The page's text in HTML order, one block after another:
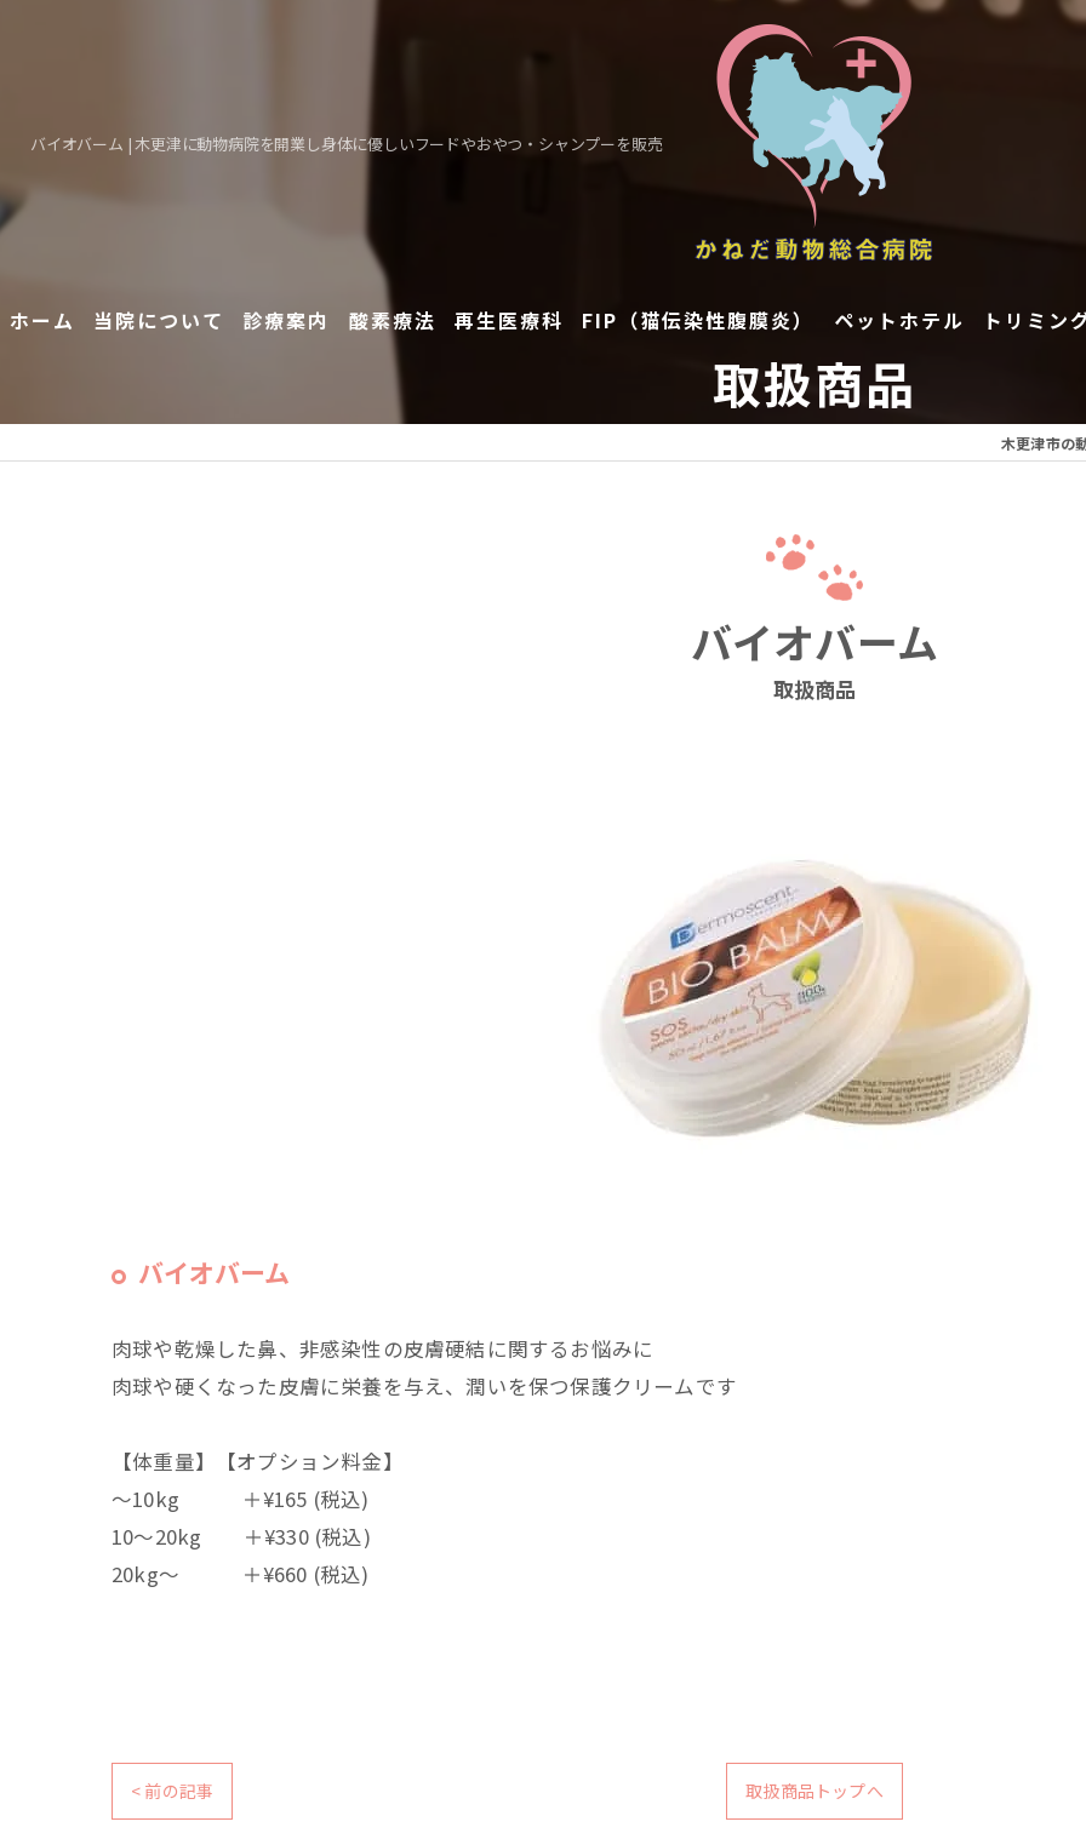
バイオバーム | 木更津に動物病院を開業し身体に優しいフードやおやつ・シャンプーを販売
ホーム 当院について 診療案内 酸素療法 再生医療科 FIP（猫伝染性腹膜炎） ペットホテル トリミン
取扱商品
木更津市の
取扱商品
バイオバーム
バイオバーム
肉球や乾燥した鼻、非感染性の皮膚硬結に関するお悩みに
肉球や硬くなった皮膚に栄養を与え、潤いを保つ保護クリームです
【体重量】【オプション料金】
～10kg ＋¥165 (税込)
10～20kg ＋¥330 (税込)
20kg～ ＋¥660 (税込)
< 前の記事 取扱商品トップへ